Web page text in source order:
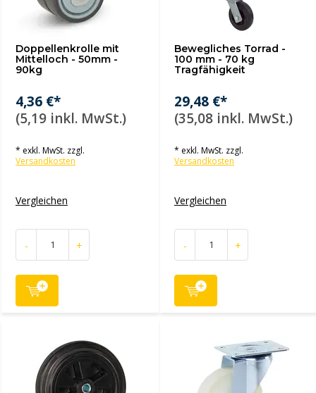
Doppellenkrolle mit
Mittelloch - 50mm -
90kg
4,36 €*
(5,19 inkl. MwSt.)
* exkl. MwSt. zzgl.
Versandkosten
Vergleichen
- +
Bewegliches Torrad -
100 mm - 70 kg
Tragfähigkeit
29,48 €*
(35,08 inkl. MwSt.)
* exkl. MwSt. zzgl.
Versandkosten
Vergleichen
- +